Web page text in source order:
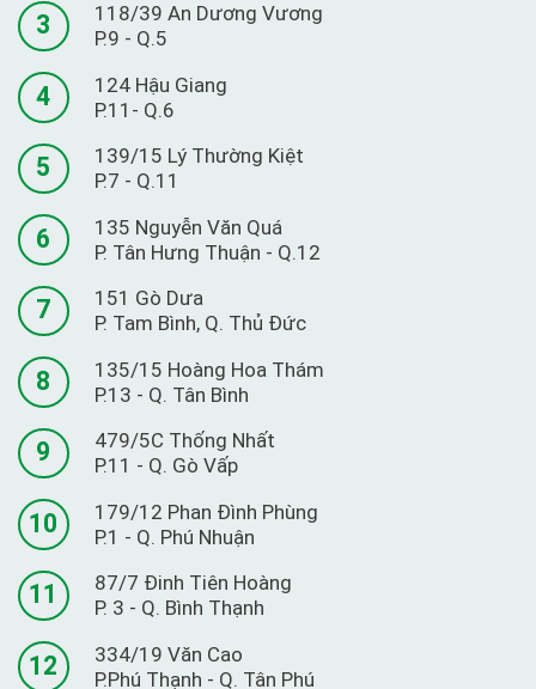
3
118/39 An Dương Vương
P.9 - Q.5
4
124 Hậu Giang
P.11- Q.6
5
139/15 Lý Thường Kiệt
P.7 - Q.11
6
135 Nguyễn Văn Quá
P. Tân Hưng Thuận - Q.12
7
151 Gò Dưa
P. Tam Bình, Q. Thủ Đức
8
135/15 Hoàng Hoa Thám
P.13 - Q. Tân Bình
9
479/5C Thống Nhất
P.11 - Q. Gò Vấp
10
179/12 Phan Đình Phùng
P.1 - Q. Phú Nhuận
11
87/7 Đinh Tiên Hoàng
P. 3 - Q. Bình Thạnh
12
334/19 Văn Cao
P.Phú Thạnh - Q. Tân Phú